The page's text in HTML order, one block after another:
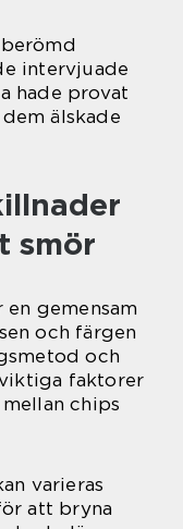
intervjuade
hade provat
älskade
smör
gemensam
och färgen
och
faktorer
chips
varieras
att bryna